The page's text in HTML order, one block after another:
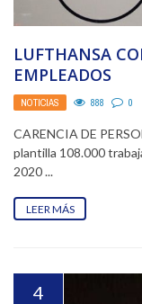
LUFTHANSA
EMPLEADOS
NOTICIAS 888 0
CARENCIA DE
plantilla 108.000
2020 ...
LEER MÁS
4